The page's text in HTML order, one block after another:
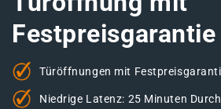
Festpreisgarantie
Türöffnungen mit
Niedrige Latenz: 25 Minuten